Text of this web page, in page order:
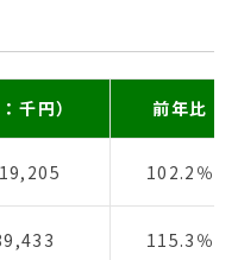
千円） 前年比
102.2％
115.3％